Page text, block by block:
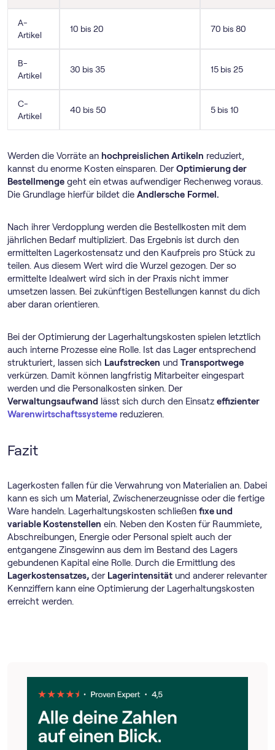
A-
Artikel
10 bis 20 70 bis 80
B-
Artikel
30 bis 35 15 bis 25
C-
Artikel
40 bis 50 5 bis 10
Werden die Vorräte an hochpreislichen Artikeln reduziert,
kannst du enorme Kosten einsparen. DerOptimierung der
Bestellmenge geht ein etwas aufwendiger Rechenweg voraus.
Die Grundlage hierfür bildet die Andlersche Formel.
Nach ihrer Verdopplung werden die Bestellkosten mit dem
jährlichen Bedarf multipliziert. Das Ergebnis ist durch den
ermittelten Lagerkostensatz und den Kaufpreis pro Stück zu
teilen. Aus diesem Wert wird die Wurzel gezogen. Der so
ermittelte Idealwert wird sich in der Praxis nicht immer
umsetzen lassen. Bei zukünftigen Bestellungen kannst du dich
aber daran orientieren.
Bei der Optimierung der Lagerhaltungskosten spielen letztlich
auch interne Prozesse eine Rolle. Ist das Lager entsprechend
strukturiert, lassen sich Laufstrecken und Transportwege
verkürzen. Damit können langfristig Mitarbeiter eingespart
werden und die Personalkosten sinken. Der
Verwaltungsaufwand lässt sich durch den Einsatz effizienter
Warenwirtschaftssysteme reduzieren.
Fazit
Lagerkosten fallen für die Verwahrung von Materialien an. Dabei
kann es sich um Material, Zwischenerzeugnisse oder die fertige
Ware handeln. Lagerhaltungskosten schließen fixe und
variable Kostenstellen ein. Neben den Kosten für Raummiete,
Abschreibungen, Energie oder Personal spielt auch der
entgangene Zinsgewinn aus dem im Bestand des Lagers
gebundenen Kapital eine Rolle. Durch die Ermittlung des
Lagerkostensatzes, der Lagerintensität und anderer relevanter
Kennziffern kann eine Optimierung der Lagerhaltungskosten
erreicht werden.